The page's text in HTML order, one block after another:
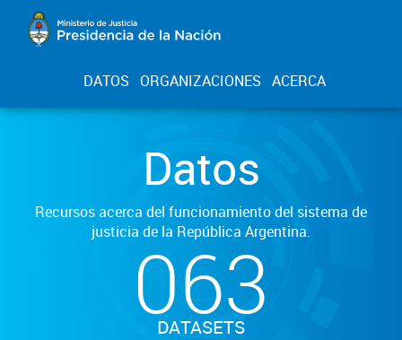
DATOS ORGANIZACIONES ACERCA
Datos
Recursos acerca del funcionamiento del sistema de
justicia de la República Argentina.
063
DATASETS